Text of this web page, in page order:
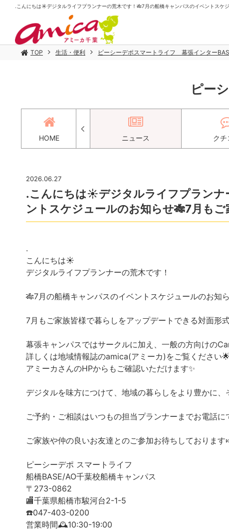
.こんにちは☀️デジタルライフプランナーの荒木です！🎋7月の船橋キャンパスのイベントス
TOP 生活・便利 ピーシーデポスマートライフ 幕張インター
ピー
HOME
アクセス ニュース クチ
2026.06.27
.こんにちは☀️デジタルライフプランナ
ントスケジュールのお知らせ🎋7月もご
.
こんにちは☀️
デジタルライフプランナーの荒木です！
🎋7月の船橋キャンパスのイベントスケジュールのお知
7月もご家族皆様で暮らしをアップデートできる対面形
幕張キャンパスではサークルに加え、一般の方向けの
詳しくは地域情報誌のamica(アミーカ)をご覧ください🌟
アミーカさんのHPからもご確認いただけます✨
デジタルを味方につけて、地域の暮らしをより豊かに
ご予約・ご相談はいつもの担当プランナーまでお電話に
ご家族や仲の良いお友達とのご参加お待ちしております
ピーシーデポ スマートライフ
船橋BASE/AO千葉校船橋キャンパス
〒273-0862
🏬千葉県船橋市駿河台2-1-5
☎️047-403-0200
営業時間🕰️10:30-19:00